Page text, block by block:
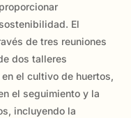
El
de tres reuniones
dos talleres
el cultivo de huertos,
el seguimiento y la
incluyendo la